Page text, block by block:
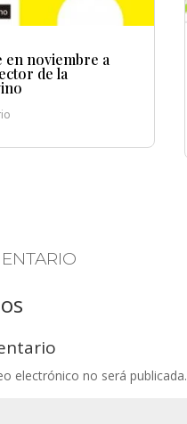
en noviembre a
de la
electrónico no será publicada.